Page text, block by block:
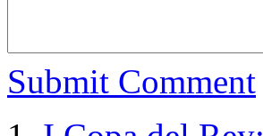
Submit Comment